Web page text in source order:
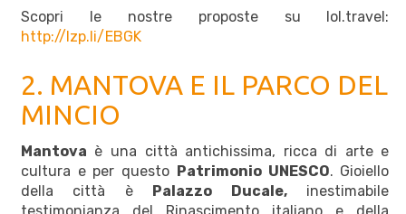
Scopri le nostre proposte su lol.travel:
http://lzp.li/EBGK
2. MANTOVA E IL PARCO DEL
MINCIO
Mantova è una città antichissima, ricca di arte e
cultura e per questo Patrimonio UNESCO. Gioiello
della città è Palazzo Ducale,inestimabile